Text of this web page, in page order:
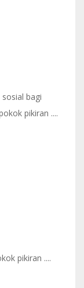
bagi
pikiran ....
pikiran ....